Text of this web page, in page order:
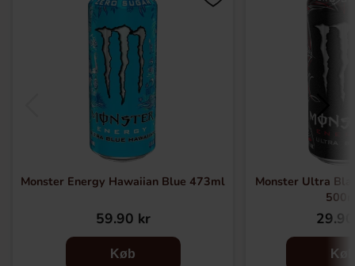
Monster Energy Hawaiian Blue 473ml
59.90 kr
Køb
Monster Ultra
Køb